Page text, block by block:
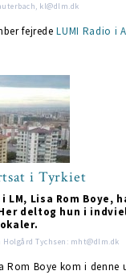
kl@dlm.dk
fejredeLUMI Radio i
i Tyrkiet
Lisa Rom Boye,
deltog hun i
Holgård Tychsen: mht@dlm.dk
Rom Boye kom i denne